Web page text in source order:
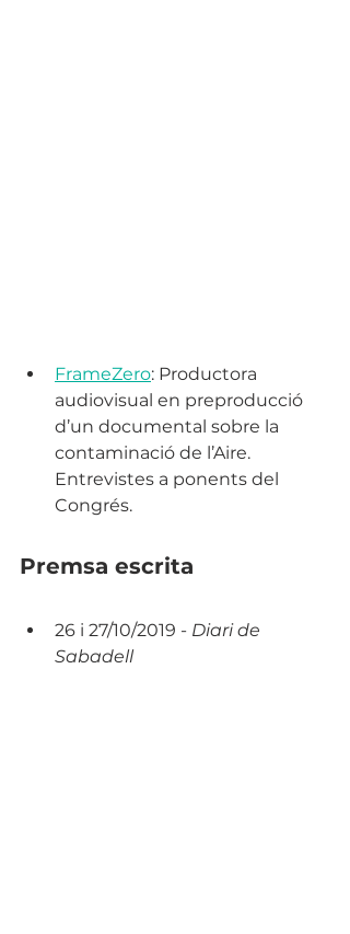
FrameZero: Productora
audiovisual en preproducció
d’un documental sobre la
contaminació de l’Aire.
Entrevistes a ponents del
Congrés.
Premsa escrita
26 i 27/10/2019 - Diari de
Sabadell